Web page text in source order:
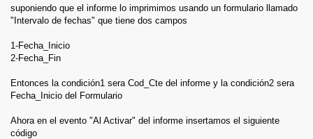
suponiendo que el informe lo imprimimos usando un formulario llamado
"Intervalo de fechas" que tiene dos campos
1-Fecha_Inicio
2-Fecha_Fin
Entonces la condición1 sera Cod_Cte del informe y la condición2 sera
Fecha_Inicio del Formulario
Ahora en el evento "Al Activar" del informe insertamos el siguiente
código